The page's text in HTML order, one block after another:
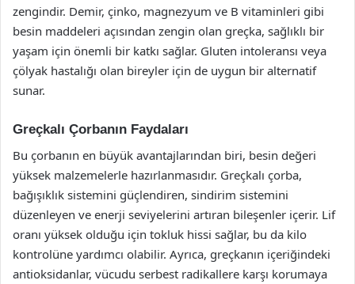
zengindir. Demir, çinko, magnezyum ve B vitaminleri gibi
besin maddeleri açısından zengin olan greçka, sağlıklı bir
yaşam için önemli bir katkı sağlar. Gluten intoleransı veya
çölyak hastalığı olan bireyler için de uygun bir alternatif
sunar.
Greçkalı Çorbanın Faydaları
Bu çorbanın en büyük avantajlarından biri, besin değeri
yüksek malzemelerle hazırlanmasıdır. Greçkalı çorba,
bağışıklık sistemini güçlendiren, sindirim sistemini
düzenleyen ve enerji seviyelerini artıran bileşenler içerir. Lif
oranı yüksek olduğu için tokluk hissi sağlar, bu da kilo
kontrolüne yardımcı olabilir. Ayrıca, greçkanın içeriğindeki
antioksidanlar, vücudu serbest radikallere karşı korumaya